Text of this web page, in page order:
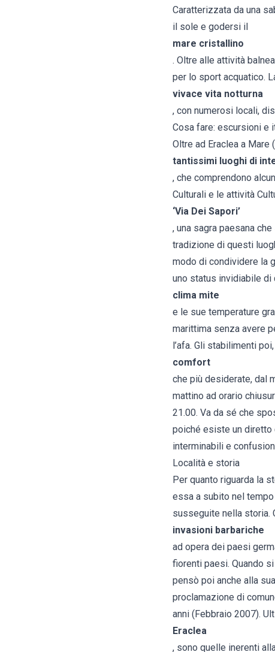
Caratterizzata da una
il sole e godersi il
mare cristallino
. Oltre alle attività
per lo sport acquatico.
vivace vita notturna
, con numerosi locali,
Cosa fare: escursioni e
Oltre ad Eraclea a
tantissimi luoghi di
, che comprendono
Culturali e le attività
‘Via Dei Sapori’
, una sagra paesana
tradizione di questi
modo di condividere la
uno status invidiabile di
clima mite
e le sue temperature
marittima senza avere
l’afa. Gli stabilimenti
comfort
che più desiderate, dal
mattino ad orario
21.00. Va da sé che
poiché esiste un diretto
interminabili e
Località e storia
Per quanto riguarda la
essa a subito nel
susseguite nella storia.
invasioni barbariche
ad opera dei paesi
fiorenti paesi. Quando
pensò poi anche alla
proclamazione di
anni (Febbraio 2007).
Eraclea
, sono quelle inerenti